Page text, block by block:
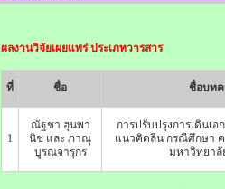
ผลงานวิจัยเผยแพร่ ประเภทวารสาร
ที่ ชื่อ ชื่อบท
1
ณัฐชา ฮุนพา
นิช และ ภาณุ
บูรณจารุกร
การปรับปรุงการเดินเอ
แนวคิดลีน กรณีศึกษา
มหาวิทยาลั